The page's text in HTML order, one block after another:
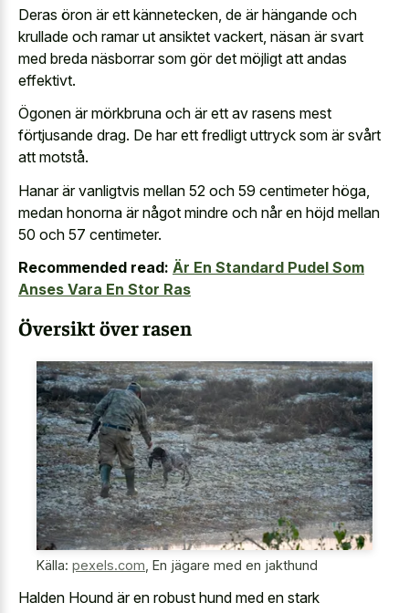
Deras öron är ett kännetecken, de är hängande och
krullade och ramar ut ansiktet vackert, näsan är svart
med breda näsborrar som gör det möjligt att andas
effektivt.
Ögonen är mörkbruna och är ett av rasens mest
förtjusande drag. De har ett fredligt uttryck som är svårt
att motstå.
Hanar är vanligtvis mellan 52 och 59 centimeter höga,
medan honorna är något mindre och når en höjd mellan
50 och 57 centimeter.
Recommended read: Är En Standard Pudel Som
Anses Vara En Stor Ras
Översikt över rasen
Källa: pexels.com En jägare med en jakthund
Halden Hound är en robust hund med en stark